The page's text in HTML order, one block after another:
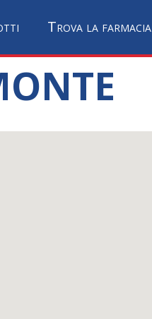
Trova la farmacia